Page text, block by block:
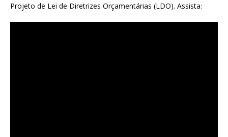
Projeto de Lei de Diretrizes Orçamentárias (LDO). Assista: